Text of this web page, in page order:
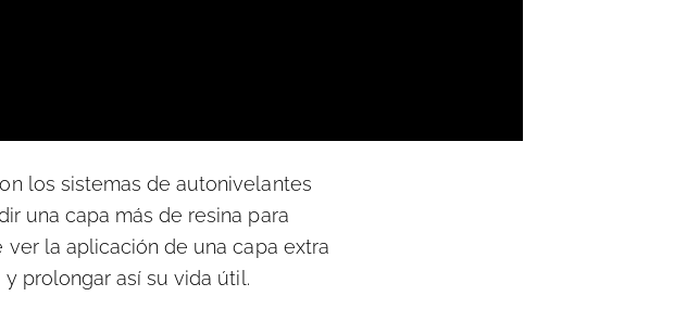
los sistemas de autonivelantes
una capa más de resina para
la aplicación de una capa extra
prolongar así su vida útil.